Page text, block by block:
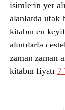
isimlerin yer
alanlarda ufak
kitabın en
alıntılarla
zaman zaman
kitabın fiyatı 7